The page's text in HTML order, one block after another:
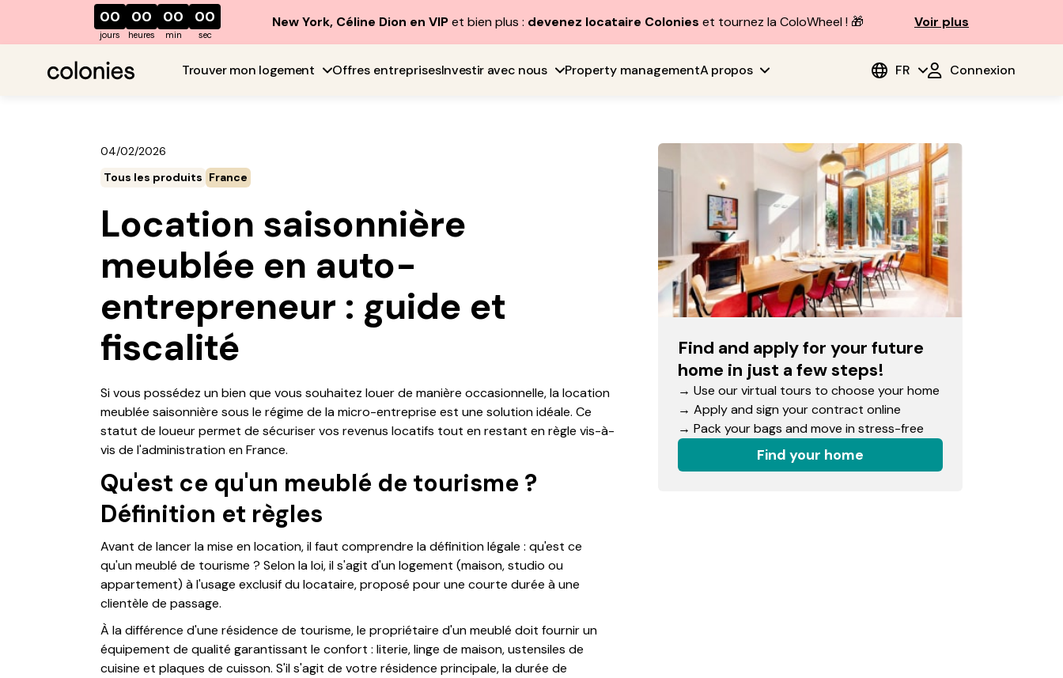
00
jours
00
heures
00
min
00
sec
New York, Céline Dion en VIPet bien plus : devenez locataire Colonies et tournez la ColoWheel ! 🎁 Voir plus
Trouver mon logement Offres entreprisesInvestir avec nous Property managementA propos FR Connexion
04/02/2026
Tous les produits France
Location saisonnière
meublée en auto-
entrepreneur : guide et
fiscalité
Si vous possédez un bien que vous souhaitez louer de manière occasionnelle, la location
meublée saisonnière sous le régime de la micro-entreprise est une solution idéale. Ce
statut de loueur permet de sécuriser vos revenus locatifs tout en restant en règle vis-à-
vis de l'administration en France.
Qu'est ce qu'un meublé de tourisme ?
Définition et règles
Avant de lancer la mise en location, il faut comprendre la définition légale : qu'est ce
qu'un meublé de tourisme ? Selon la loi, il s'agit d'un logement (maison, studio ou
appartement) à l'usage exclusif du locataire, proposé pour une courte durée à une
clientèle de passage.
À la différence d'une résidence de tourisme, le propriétaire d'un meublé doit fournir un
équipement de qualité garantissant le confort : literie, linge de maison, ustensiles de
cuisine et plaques de cuisson. S'il s'agit de votre résidence principale, la durée de
Find and apply for your future
home in just a few steps!
→ Use our virtual tours to choose your home
→ Apply and sign your contract online
→ Pack your bags and move in stress-free
Find your home